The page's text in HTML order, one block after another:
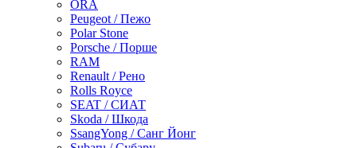
ORA
Peugeot / Пежо
Polar Stone
Porsche / Порше
RAM
Renault / Рено
Rolls Royce
SEAT / СИАТ
Skoda / Шкода
SsangYong / Санг Йонг